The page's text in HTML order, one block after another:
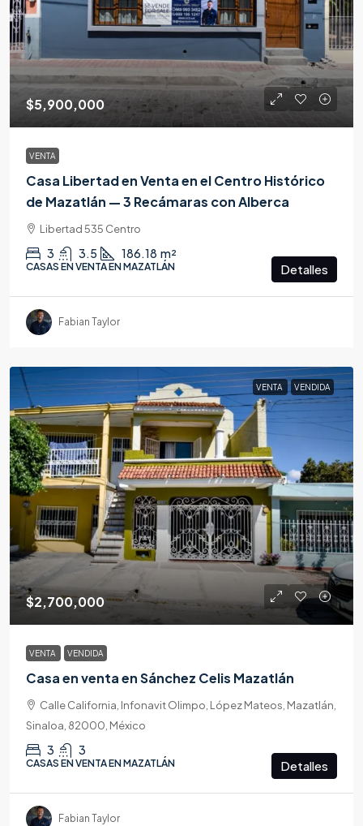
$5,900,000
VENTA
Casa Libertad en Venta en el Centro Histórico
de Mazatlán — 3 Recámaras con Alberca
Libertad 535 Centro
3 3.5 186.18 m²
CASAS EN VENTA EN MAZATLÁN Detalles
Fabian Taylor
VENTA VENDIDA
$2,700,000
VENTA VENDIDA
Casa en venta en Sánchez Celis Mazatlán
Calle California, Infonavit Olimpo, López Mateos, Mazatlán,
Sinaloa, 82000, México
3 3
CASAS EN VENTA EN MAZATLÁN Detalles
Fabian Taylor